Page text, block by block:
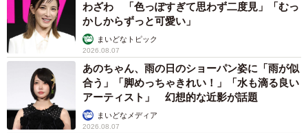
わざわ 「色っぽすぎて思わず二度見」「むっ
かしからずっと可愛い」
まいどなトピック
2026.08.07
あのちゃん、雨の日のショーパン姿に「雨が似
合う」「脚めっちゃきれい！」「水も滴る良い
アーティスト」 幻想的な近影が話題
まいどなメディア
2026.08.07